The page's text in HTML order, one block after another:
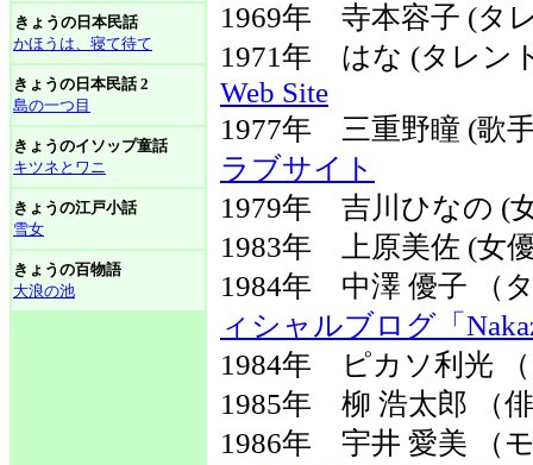
きょうの日本民話
かほうは、寝て待て
きょうの日本民話 2
島の一つ目
きょうのイソップ童話
キツネとワニ
きょうの江戸小話
雪女
きょうの百物語
大浪の池
1969年 寺本容子 (タ
1971年 はな (タレ
Web Site
1977年 三重野瞳 (
ラブサイト
1979年 吉川ひな
1983年 上原美佐 (女
1984年 中澤 優子
ィシャルブログ「
1984年 ピカソ利光
1985年 柳 浩太郎
1986年 宇井 愛美